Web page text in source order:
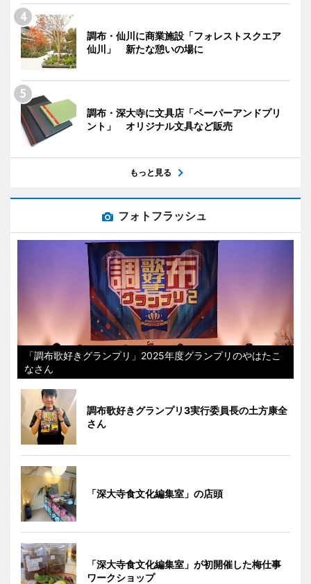
調布・仙川に商業施設「フォレストスクエア
仙川」 新たな憩いの場に
調布・深大寺に文具店「ペーパーアンドプリ
ント」 オリジナル文具など販売
もっと見る
フォトフラッシュ
「調布歌好きグランプリ」2025年度グランプリのやはたこ
なさん
調布歌好きグランプリ3実行委員長の土方康全
さん
「深大寺食文化編集室」の店頭
「深大寺食文化編集室」が初開催した梅仕事
ワークショップ